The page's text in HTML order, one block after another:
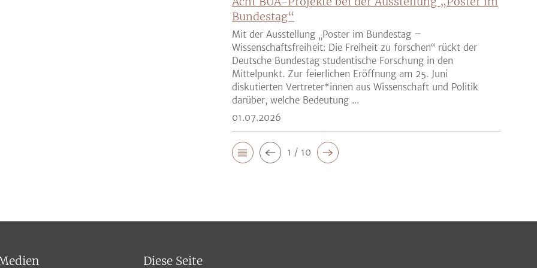
Bundestag“
Mit der Ausstellung „Poster im Bundestag –
Wissenschaftsfreiheit: Die Freiheit zu forschen“ rückt der
Deutsche Bundestag studentische Forschung in den
Mittelpunkt. Zur feierlichen Eröffnung am 25. Juni
diskutierten Vertreter*innen aus Wissenschaft und Politik
darüber, welche Bedeutung ...
01.07.2026
1 / 10
Diese Seite